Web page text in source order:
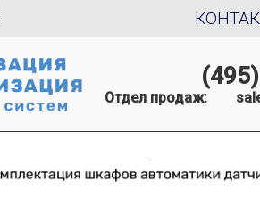
Отдел продаж: